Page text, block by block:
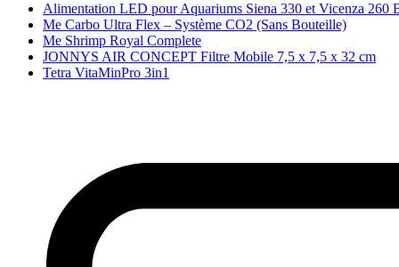
Alimentation LED pour Aquariums Siena 330 et Vicenza 260
Me Carbo Ultra Flex – Système CO2 (Sans Bouteille)
Me Shrimp Royal Complete
JONNYS AIR CONCEPT Filtre Mobile 7,5 x 7,5 x 32 cm
Tetra VitaMinPro 3in1